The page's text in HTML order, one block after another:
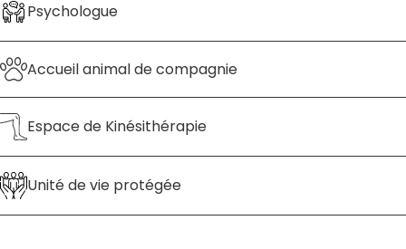
Psychologue
Accueil animal de compagnie
Espace de Kinésithérapie
Unité de vie protégée